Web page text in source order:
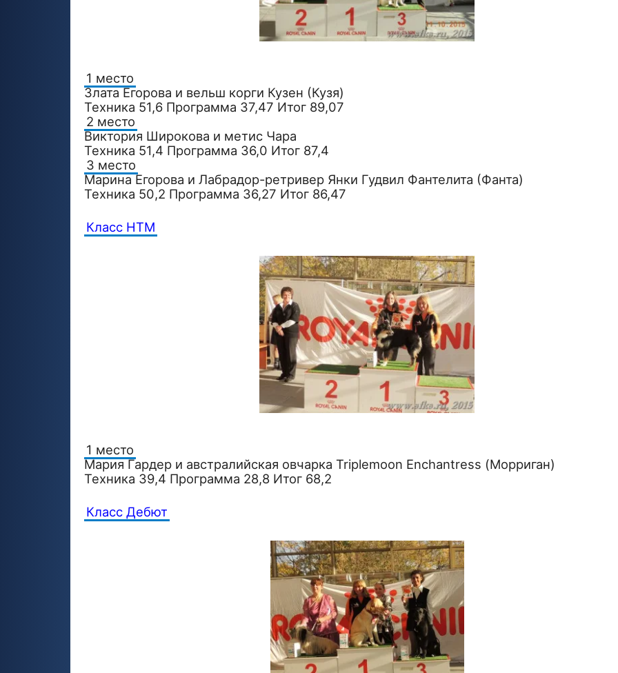
1 место
Злата Егорова и вельш корги Кузен (Кузя)
Техника 51,6 Программа 37,47 Итог 89,07
2 место
Виктория Широкова и метис Чара
Техника 51,4 Программа 36,0 Итог 87,4
3 место
Марина Егорова и Лабрадор-ретривер Янки Гудвил Фантелита (Фанта)
Техника 50,2 Программа 36,27 Итог 86,47
Класс HTM
1 место
Мария Гардер и австралийская овчарка Triplemoon Enchantress (Морриган)
Техника 39,4 Программа 28,8 Итог 68,2
Класс Дебют